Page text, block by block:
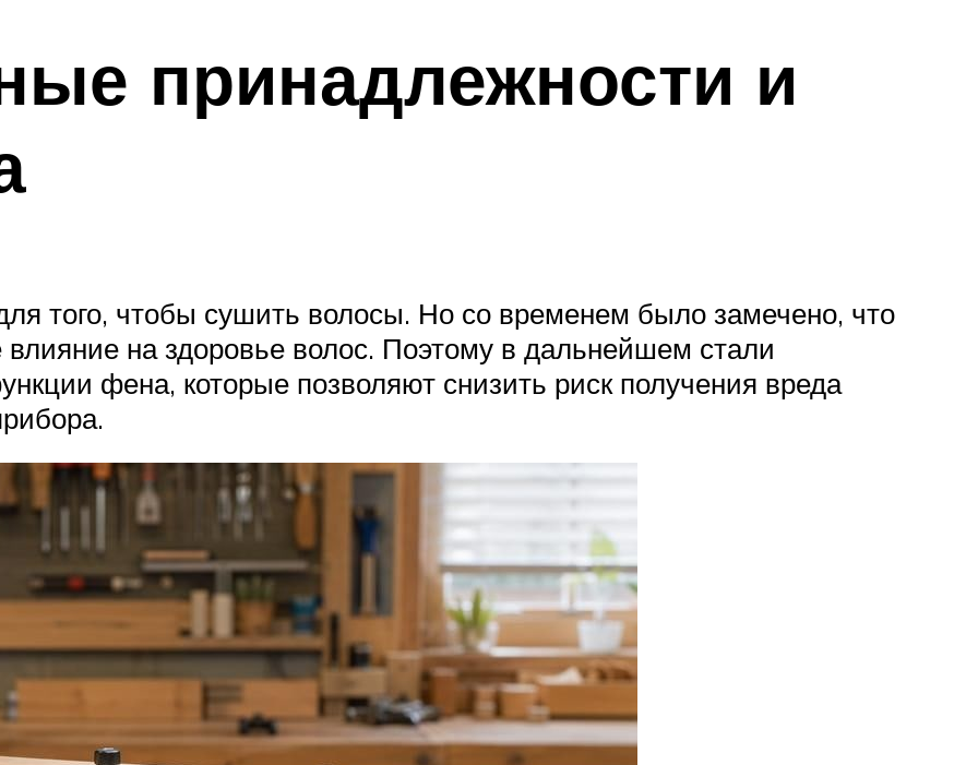
принадлежности и
того, чтобы сушить волосы. Но со временем было замечено, что
влияние на здоровье волос. Поэтому в дальнейшем стали
фена, которые позволяют снизить риск получения вреда